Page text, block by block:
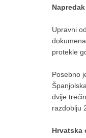
Upravni
protekle
Posebno
dvije
razdoblju
Hrvatska